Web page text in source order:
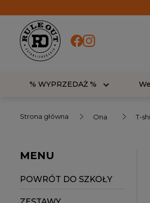
% WYPRZEDAŻ %
Strona główna Ona T-
MENU
POWRÓT DO SZKOŁY